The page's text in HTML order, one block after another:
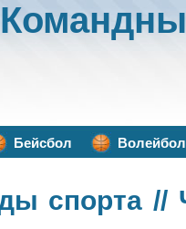
Бейсбол Волейбол
спорта //